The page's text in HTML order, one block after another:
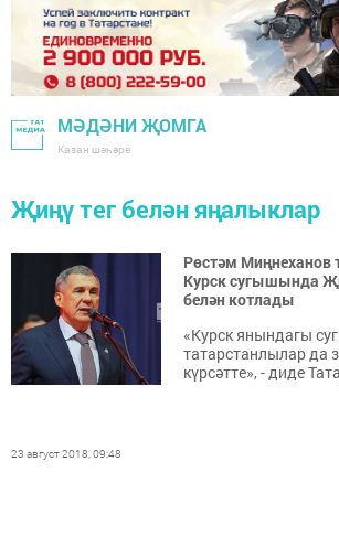
МӘДӘНИ ҖОМГА
Казан шәһәре
Җиңү тег белән яңалыклар
Рөстәм Миңнеханов
Курск сугышында
белән котлады
«Курск янындагы
татарстанлылар да
күрсәтте», - диде
23 август 2018, 09:48